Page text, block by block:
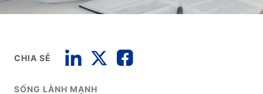
CHIA SẺ
SỐNG LÀNH MẠNH